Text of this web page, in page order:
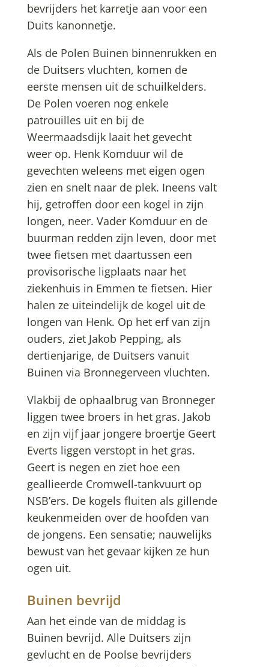
bevrijders het karretje aan voor een
Duits kanonnetje.
Als de Polen Buinen binnenrukken en
de Duitsers vluchten, komen de
eerste mensen uit de schuilkelders.
De Polen voeren nog enkele
patrouilles uit en bij de
Weermaadsdijk laait het gevecht
weer op. Henk Komduur wil de
gevechten weleens met eigen ogen
zien en snelt naar de plek. Ineens valt
hij, getroffen door een kogel in zijn
longen, neer. Vader Komduur en de
buurman redden zijn leven, door met
twee fietsen met daartussen een
provisorische ligplaats naar het
ziekenhuis in Emmen te fietsen. Hier
halen ze uiteindelijk de kogel uit de
longen van Henk. Op het erf van zijn
ouders, ziet Jakob Pepping, als
dertienjarige, de Duitsers vanuit
Buinen via Bronnegerveen vluchten.
Vlakbij de ophaalbrug van Bronneger
liggen twee broers in het gras. Jakob
en zijn vijf jaar jongere broertje Geert
Everts liggen verstopt in het gras.
Geert is negen en ziet hoe een
geallieerde Cromwell-tankvuurt op
NSB’ers. De kogels fluiten als gillende
keukenmeiden over de hoofden van
de jongens. Een sensatie; nauwelijks
bewust van het gevaar kijken ze hun
ogen uit.
Buinen bevrijd
Aan het einde van de middag is
Buinen bevrijd. Alle Duitsers zijn
gevlucht en de Poolse bevrijders